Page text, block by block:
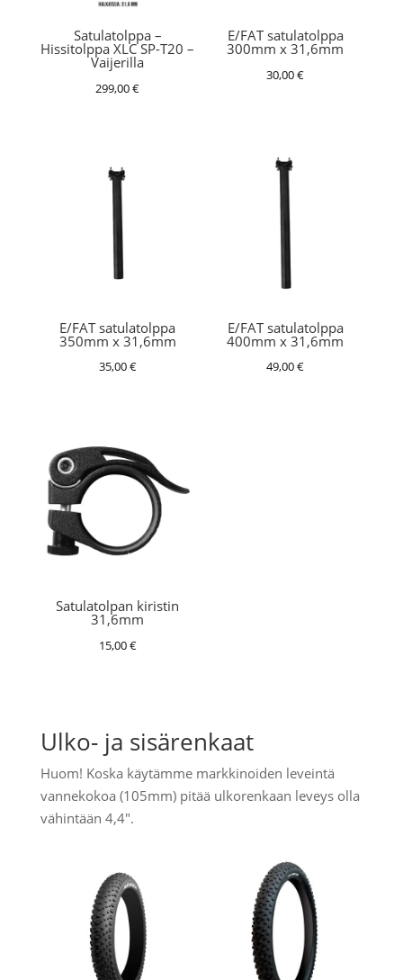
Satulatolppa –
Hissitolppa XLC SP-T20 –
Vaijerilla
299,00€
E/FAT satulatolppa
300mm x 31,6mm
30,00€
E/FAT satulatolppa
350mm x 31,6mm
35,00€
E/FAT satulatolppa
400mm x 31,6mm
49,00€
Satulatolpan kiristin
31,6mm
15,00€
Ulko- ja sisärenkaat
Huom! Koska käytämme markkinoiden leveintä
vannekokoa (105mm) pitää ulkorenkaan leveys olla
vähintään 4,4".